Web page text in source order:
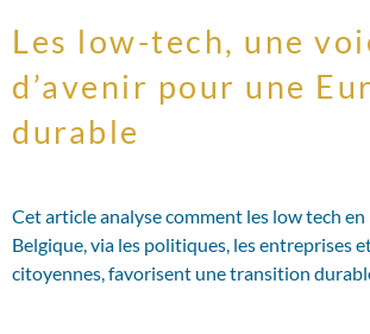
Les low-tech, une
d’avenir pour une
durable
Cet article analyse comment les low tech en
Belgique, via les politiques, les entreprises
citoyennes, favorisent une transition